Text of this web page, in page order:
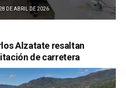
DE ABRIL DE 2026
Alzatate resaltan
de carretera